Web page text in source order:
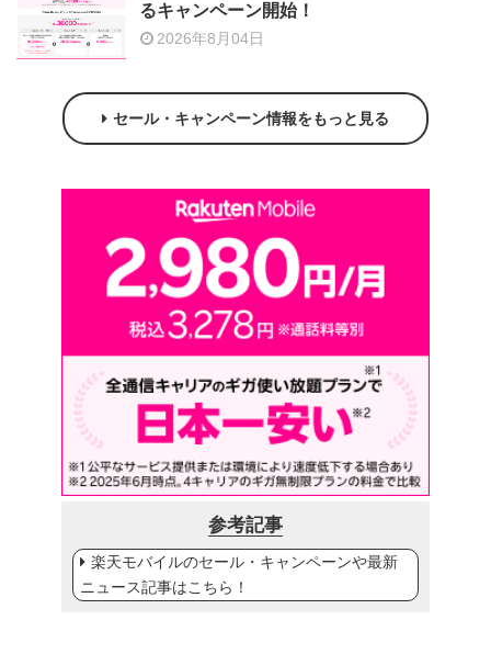
るキャンペーン開始！
2026年8月04日
セール・キャンペーン情報をもっと見る
参考記事
楽天モバイルのセール・キャンペーンや最新
ニュース記事はこちら！